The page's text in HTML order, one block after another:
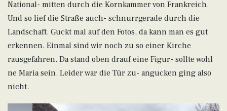
National- mitten durch die Kornkammer von Frankreich.
Und so lief die Straße auch- schnurrgerade durch die
Landschaft. Guckt mal auf den Fotos, da kann man es gut
erkennen. Einmal sind wir noch zu so einer Kirche
rausgefahren. Da stand oben drauf eine Figur- sollte wohl
ne Maria sein. Leider war die Tür zu- angucken ging also
nicht.